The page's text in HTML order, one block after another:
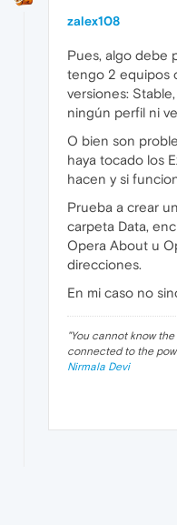
zalex108
Pues, algo debe
tengo 2 equipos
versiones:
ningún perfil ni
O bien son
haya tocado los
hacen y si
Prueba a crear
carpeta Data,
Opera About u
direcciones.
En mi caso no
"You cannot know
connected to the
Nirmala Devi